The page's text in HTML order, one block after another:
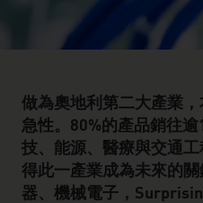
做為奧地利第二大產業
急性。80%的產品銷往
技、能源、醫療與交通
得此一產業成為未來的
器、機械電子，